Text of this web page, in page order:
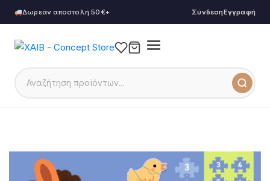
Δωρεάν αποστολή 50€+ ΣύνδεσηΕγγραφή